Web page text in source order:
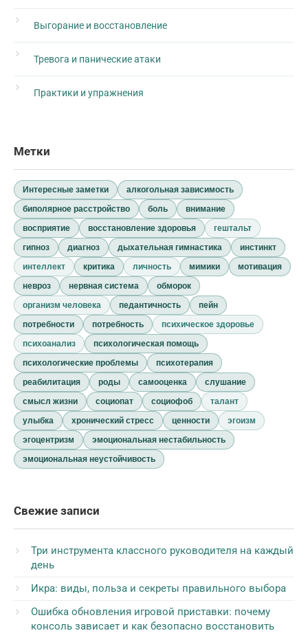
Выгорание и восстановление
Тревога и панические атаки
Практики и упражнения
Метки
Интересные заметки
алкогольная зависимость
биполярное расстройство
боль
внимание
восприятие
восстановление здоровья
гештальт
гипноз
диагноз дыхательная гимнастика
инстинкт
интеллект
критика личность мимики
мотивация
невроз
нервная система
обморок
организм человека
педантичность
пейн
потребности
потребность
психическое здоровье
психоанализ
психологическая помощь
психологические проблемы
психотерапия
реабилитация
роды самооценка
слушание
смысл жизни
социопат социофоб
талант
улыбка
хронический стресс ценности
эгоизм
эгоцентризм
эмоциональная нестабильность
эмоциональная неустойчивость
Свежие записи
Три инструмента классного руководителя на каждый
день
Икра: виды, польза и секреты правильного выбора
Ошибка обновления игровой приставки: почему
консоль зависает и как безопасно восстановить